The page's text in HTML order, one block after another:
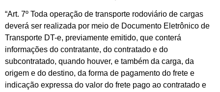
“Art. 7º Toda operação de transporte rodoviário de cargas
deverá ser realizada por meio de Documento Eletrônico de
Transporte DT-e, previamente emitido, que conterá
informações do contratante, do contratado e do
subcontratado, quando houver, e também da carga, da
origem e do destino, da forma de pagamento do frete e
indicação expressa do valor do frete pago ao contratado e